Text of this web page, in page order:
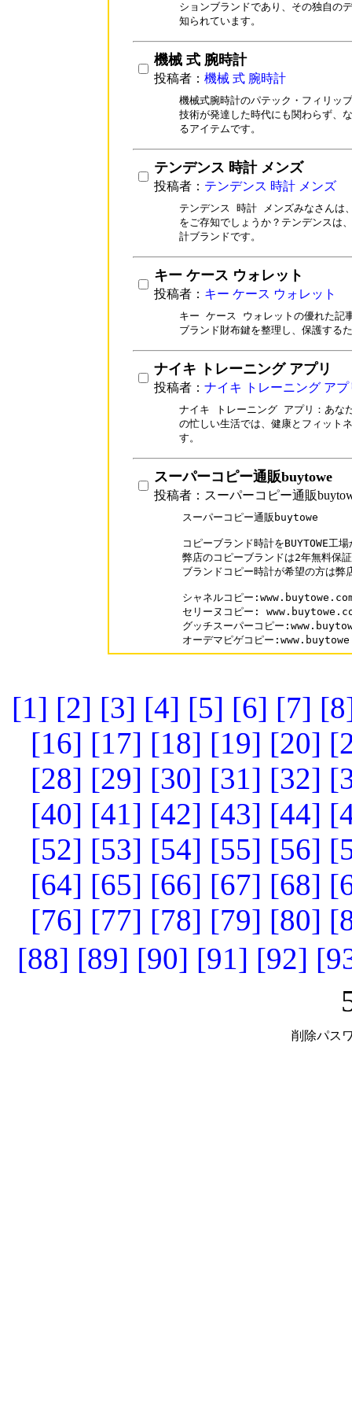
ションブランドであり、その独自の
知られています。
機械 式 腕時計
投稿者： 機械 式 腕時計
機械式腕時計のパテック・フィリッ
技術が発達した時代にも関わらず、
るアイテムです。
テンデンス 時計 メンズ
投稿者： テンデンス 時計 メンズ
テンデンス 時計 メンズみなさんは
をご存知でしょうか？テンデンスは
計ブランドです。
キー ケース ウォレット
投稿者： キー ケース ウォレット
キー ケース ウォレットの優れた記
ブランド財布鍵を整理し、保護する
ナイキ トレーニング アプリ
投稿者： ナイキ トレーニング アプ
ナイキ トレーニング アプリ：あな
の忙しい生活では、健康とフィット
す。
スーパーコピー通販buytowe
投稿者：スーパーコピー通販
スーパーコピー通販buytowe
コピーブランド時計をBUYTOWE工
弊店のコピーブランドは2年無料保
ブランドコピー時計が希望の方は弊
シャネルコピー
セリーヌコピー:
グッチスーパーコピー
オーデマピゲコピー
[1] [2] [3] [4] [5] [6] [7]
[16] [17] [18] [19] [20]
[28] [29] [30] [31] [32]
[40] [41] [42] [43] [44]
[52] [53] [54] [55] [56]
[64] [65] [66] [67] [68]
[76] [77] [78] [79] [80]
[88] [89] [90] [91] [92]
削除パス